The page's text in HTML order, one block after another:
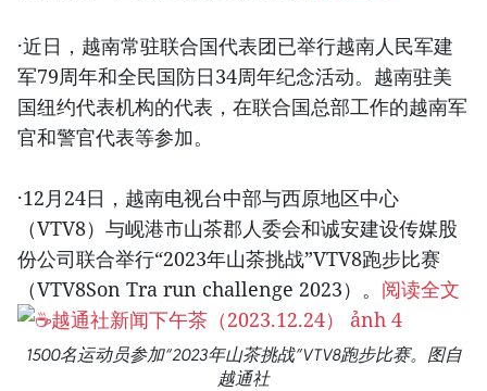
·近日，越南常驻联合国代表团已举行越南人民军建
军79周年和全民国防日34周年纪念活动。越南驻美
国纽约代表机构的代表，在联合国总部工作的越南军
官和警官代表等参加。
·12月24日，越南电视台中部与西原地区中心
（VTV8）与岘港市山茶郡人委会和诚安建设传媒股
份公司联合举行“2023年山茶挑战”VTV8跑步比赛
（VTV8Son Tra run challenge 2023）。 阅读全文
1500名运动员参加“2023年山茶挑战”VTV8跑步比赛。图自
越通社